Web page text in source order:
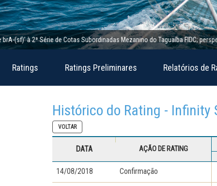
2ª Série de Cotas Subordinadas Mezanino do Taguaíba FIDC; perspectiva
Ratings Ratings Preliminares Relatórios de
Histórico do Rating - Infinity
VOLTAR
DATA AÇÃO DE RATING
14/08/2018 Confirmação